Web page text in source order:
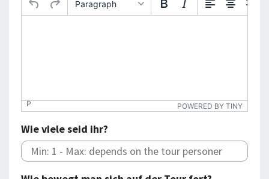
Paragraph
P POWERED BY TINY
Wie viele seid ihr?